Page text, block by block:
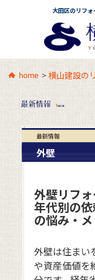
大田区のリフ
>横山建設の
最新情報
外壁
外壁リフ
年代別の
の悩み・
外壁は住まい
や資産価値を